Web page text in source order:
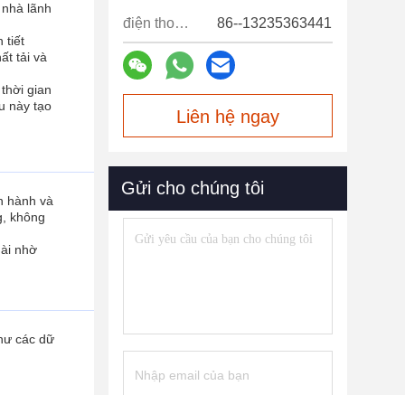
lãnh
tiết
tải và
gian
này tạo
hành và
không
nhờ
các dữ
điện thoại: 86--13235363441
Liên hệ ngay
Gửi cho chúng tôi